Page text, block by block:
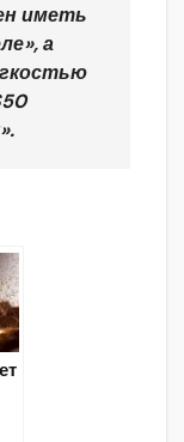
иметь
а